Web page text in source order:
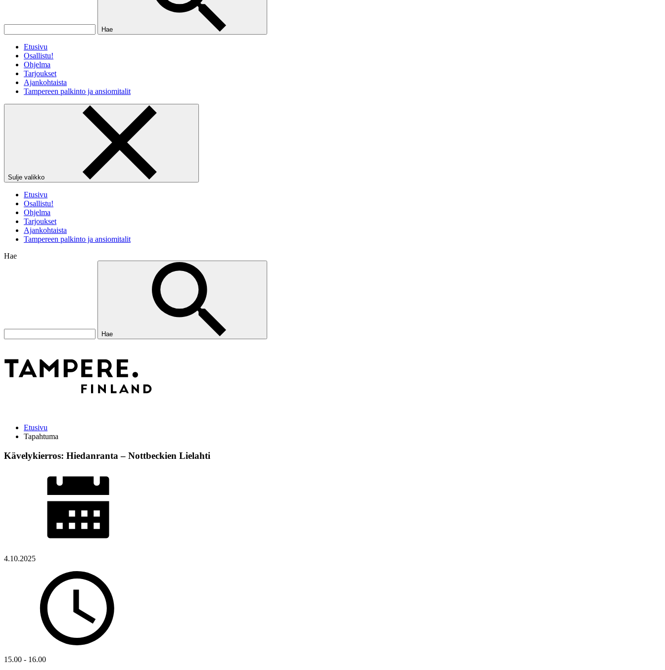
Hae
Etusivu
Osallistu!
Ohjelma
Tarjoukset
Ajankohtaista
Tampereen palkinto ja ansiomitalit
Sulje valikko
Etusivu
Osallistu!
Ohjelma
Tarjoukset
Ajankohtaista
Tampereen palkinto ja ansiomitalit
Hae
Hae
Etusivu
Tapahtuma
Kävelykierros: Hiedanranta – Nottbeckien Lielahti
4.10.2025
15.00 - 16.00